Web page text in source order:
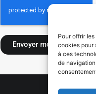
Pour offrir
cookies pour
à ces
de
Envoyer mon message